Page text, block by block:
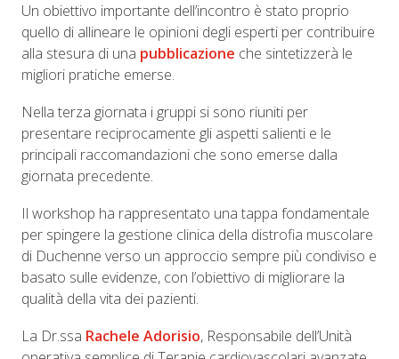
Un obiettivo importante dell’incontro è stato proprio
quello di allineare le opinioni degli esperti per contribuire
alla stesura di una pubblicazione che sintetizzerà le
migliori pratiche emerse.
Nella terza giornata i gruppi si sono riuniti per
presentare reciprocamente gli aspetti salienti e le
principali raccomandazioni che sono emerse dalla
giornata precedente.
Il workshop ha rappresentato una tappa fondamentale
per spingere la gestione clinica della distrofia muscolare
di Duchenne verso un approccio sempre più condiviso e
basato sulle evidenze, con l’obiettivo di migliorare la
qualità della vita dei pazienti.
La Dr.ssa Rachele Adorisio, Responsabile dell’Unità